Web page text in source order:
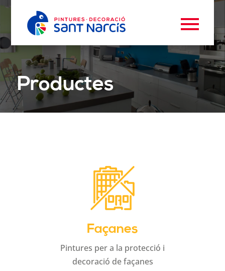
Productes
Façanes
Pintures per a la protecció i
decoració de façanes